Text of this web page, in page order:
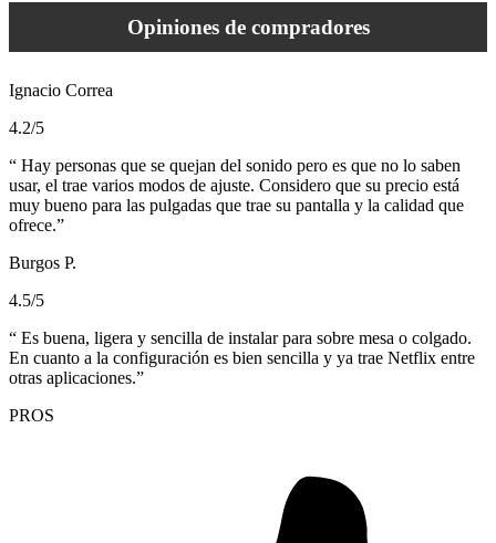
Opiniones de compradores
Ignacio Correa
4.2/5
Hay personas que se quejan del sonido pero es que no lo saben
usar, el trae varios modos de ajuste. Considero que su precio está
muy bueno para las pulgadas que trae su pantalla y la calidad que
ofrece.
Burgos P.
4.5/5
Es buena, ligera y sencilla de instalar para sobre mesa o colgado.
En cuanto a la configuración es bien sencilla y ya trae Netflix entre
otras aplicaciones.
PROS